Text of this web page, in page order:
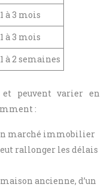
1 à 3 mois
1 à 3 mois
1 à 2 semaines
peuvent varier en
:
marché immobilier
rallonger les délais
maison ancienne, d’un